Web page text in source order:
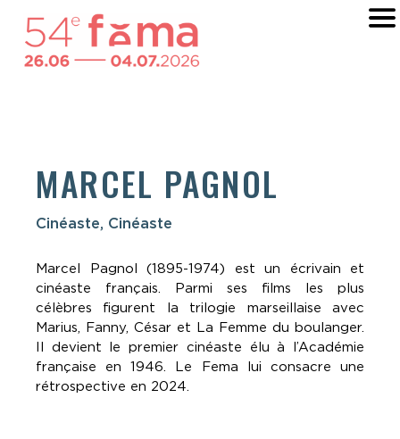
MARCEL PAGNOL
Cinéaste, Cinéaste
Marcel Pagnol (1895-1974) est un écrivain et
cinéaste français. Parmi ses films les plus
célèbres figurent la trilogie marseillaise avec
Marius, Fanny, César et La Femme du boulanger.
Il devient le premier cinéaste élu à l’Académie
française en 1946. Le Fema lui consacre une
rétrospective en 2024.